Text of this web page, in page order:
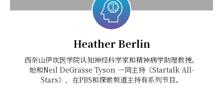
Heather Berlin
西奈山伊坎医学院认知神经科学家和精神病学助理教授。
她和Neil DeGrasse Tyson 一同主持《Startalk All-
Stars》，在PBS和探索频道主持有系列节目。